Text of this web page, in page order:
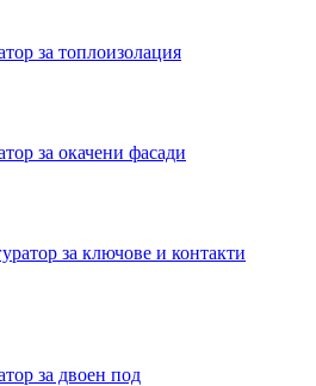
за топлоизолация
за окачени фасади
за ключове и контакти
за двоен под